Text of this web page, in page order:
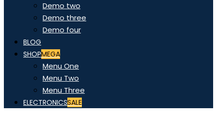
Demo two
Demo three
Demo four
BLOG
SHOPMEGA
Menu One
Menu Two
Menu Three
ELECTRONICSSALE